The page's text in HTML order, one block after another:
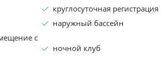
круглосуточная регистрация
наружный бассейн
с
ночной клуб